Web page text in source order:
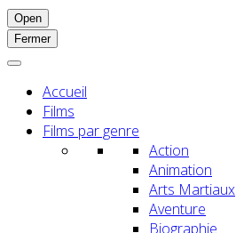
Open
Fermer
Accueil
Films
Films par genre
Action
Animation
Arts Martiaux
Aventure
Biographie